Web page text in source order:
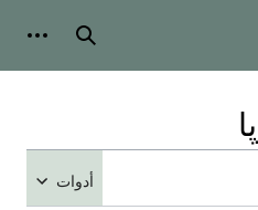
بحث
أدوات